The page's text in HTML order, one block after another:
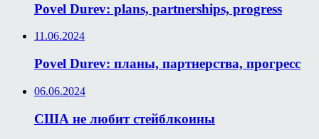
Povel Durev: plans, partnerships, progress
11.06.2024
Povel Durev: планы, партнерства, прогресс
06.06.2024
США не любит стейблкоины